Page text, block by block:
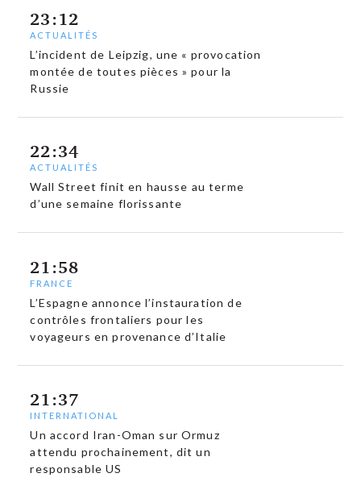
23:12
ACTUALITÉS
L’incident de Leipzig, une « provocation
montée de toutes pièces » pour la
Russie
22:34
ACTUALITÉS
Wall Street finit en hausse au terme
d’une semaine florissante
21:58
FRANCE
L’Espagne annonce l’instauration de
contrôles frontaliers pour les
voyageurs en provenance d’Italie
21:37
INTERNATIONAL
Un accord Iran-Oman sur Ormuz
attendu prochainement, dit un
responsable US